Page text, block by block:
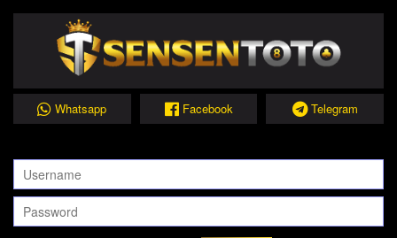
Whatsapp Facebook Telegram